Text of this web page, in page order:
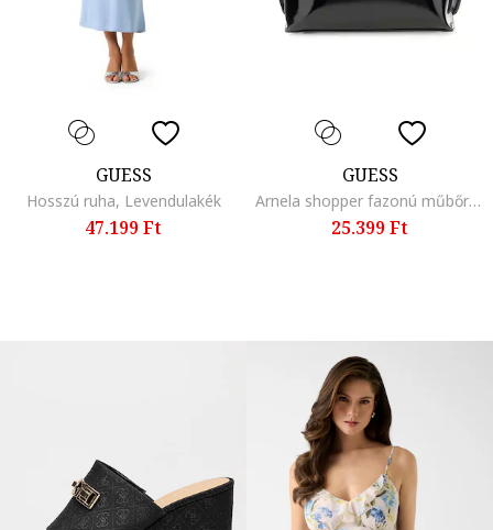
GUESS
Hosszú ruha, Levendulakék
47.199 Ft
GUESS
Arnela shopper fazonú műbőr táska, Fekete
25.399 Ft